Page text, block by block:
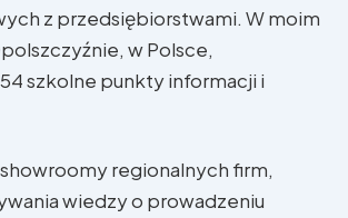
W
z przedsiębiorstwami. W moim
w Polsce,
szkolne punkty informacji i
regionalnych firm,
wiedzy o prowadzeniu